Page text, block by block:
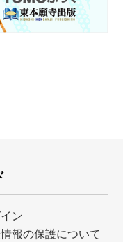
ン
情報の保護について